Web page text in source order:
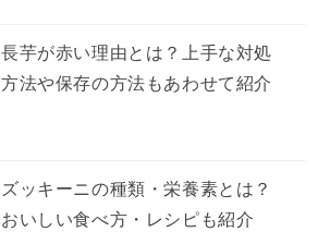
長芋が赤い理由とは？上手な対処
方法や保存の方法もあわせて紹介
ズッキーニの種類・栄養素とは？
おいしい食べ方・レシピも紹介